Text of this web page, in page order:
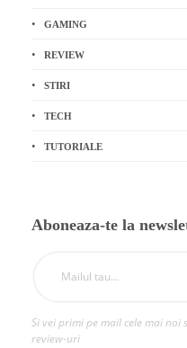
GAMING
REVIEW
STIRI
TECH
TUTORIALE
Aboneaza-te la
Si vei primi pe mail cele mai noi
review-uri